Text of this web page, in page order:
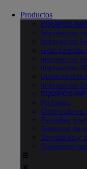
Productos
EQUIPOS
Impresoras
Impresoras
Gran formato
Impresoras
Impresoras
Duplicadoras
Impresoras
EQUIPOS
Portátiles
Ordenadores
Pantallas
Sistemas de
Servidores y
Soluciones